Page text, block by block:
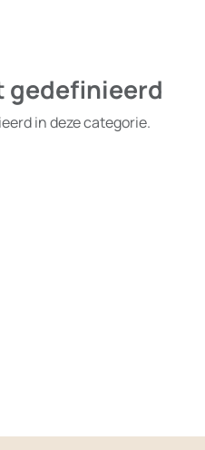
gedefinieerd
in deze categorie.